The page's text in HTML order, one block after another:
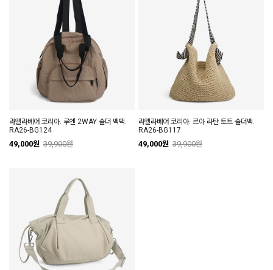
라엘라베어 코리아. 루엔 2WAY 숄더 백팩.
RA26-BG124
49,000원 39,900원
라엘라베어 코리아. 르아 라탄 토트 숄더백.
RA26-BG117
49,000원 39,900원